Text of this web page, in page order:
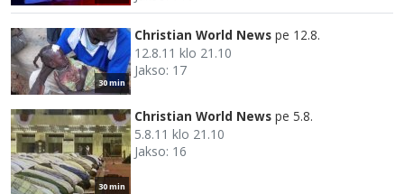
30 min
Christian World News pe 12.8.
12.8.11 klo 21.10
Jakso: 17
30 min
Christian World News pe 5.8.
5.8.11 klo 21.10
Jakso: 16